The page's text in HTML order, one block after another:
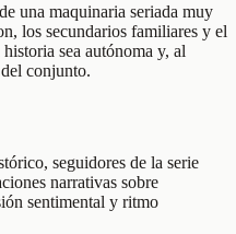
una maquinaria seriada muy
los secundarios familiares y el
sea autónoma y, al
conjunto.
seguidores de la serie
narrativas sobre
sentimental y ritmo